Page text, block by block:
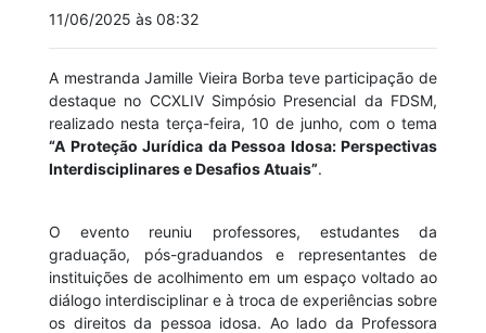
11/06/2025 às 08:32
A mestranda Jamille Vieira Borba teve participação de
destaque no CCXLIV Simpósio Presencial da FDSM,
realizado nesta terça-feira, 10 de junho, com o tema
“A Proteção Jurídica da Pessoa Idosa: Perspectivas
Interdisciplinares e Desafios Atuais”.
O evento reuniu professores, estudantes da
graduação, pós-graduandos e representantes de
instituições de acolhimento em um espaço voltado ao
diálogo interdisciplinar e à troca de experiências sobre
os direitos da pessoa idosa. Ao lado da Professora